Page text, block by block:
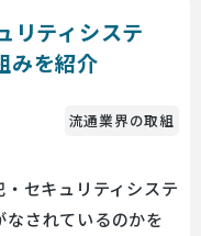
リティシステ
みを紹介
流通業界の取組
セキュリティシステ
されているのかを